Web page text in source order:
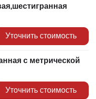
Уточнить стоимость
с метрической
Уточнить стоимость